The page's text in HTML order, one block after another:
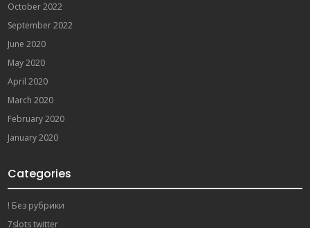
October 2022
September 2022
June 2020
May 2020
April 2020
March 2020
February 2020
January 2020
Categories
! Без рубрики
7slots twitter